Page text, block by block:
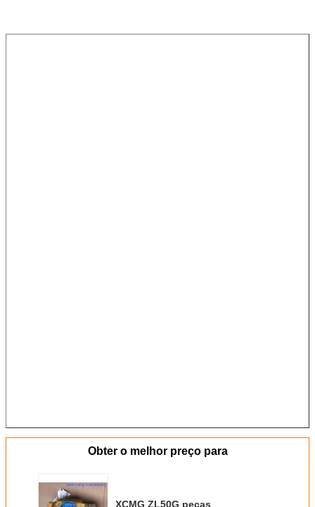
Obter o melhor preço para
XCMG ZL50G peças